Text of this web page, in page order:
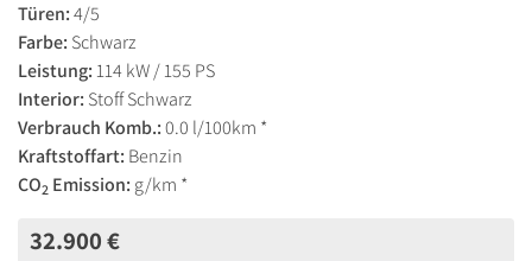
Türen:4/5
Farbe: Schwarz
Leistung: 114 kW / 155 PS
Interior: Stoff Schwarz
Verbrauch Komb.:0.0 l/100km *
Kraftstoffart: Benzin
CO2 Emission: g/km *
32.900 €